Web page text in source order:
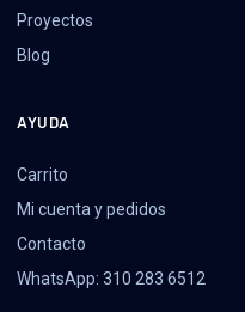
Proyectos
Blog
AYUDA
Carrito
Mi cuenta y pedidos
Contacto
WhatsApp: 310 283 6512